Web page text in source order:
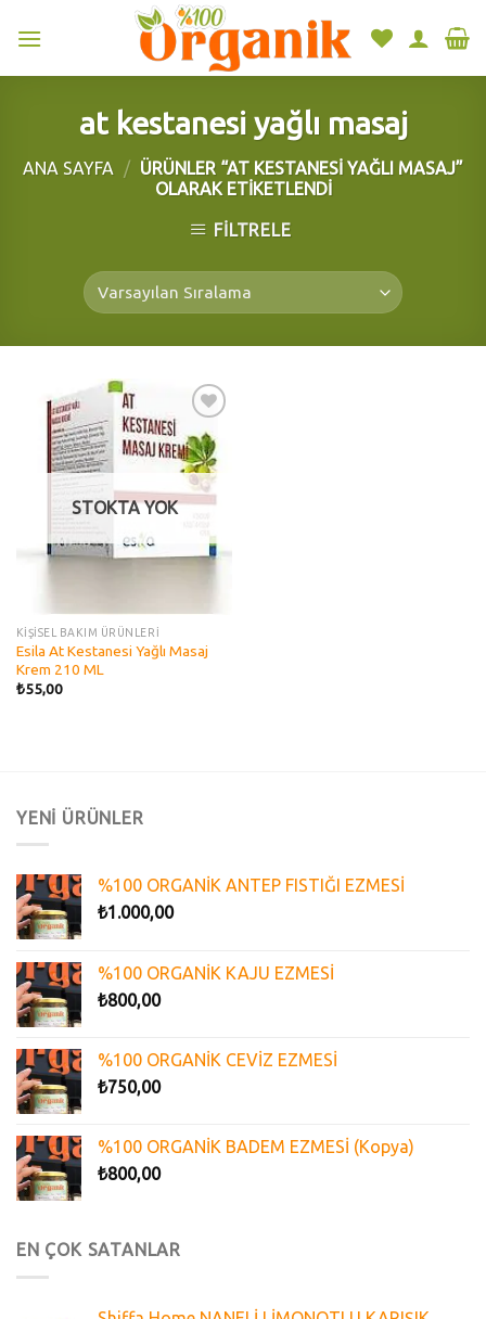
at kestanesi yağlı masaj
ANA SAYFA / ÜRÜNLER “AT KESTANESI YAĞLI MASAJ”
OLARAK ETIKETLENDI
FILTRELE
Add to
wishlist
STOKTA YOK
KİŞİSEL BAKIM ÜRÜNLERİ
Esila At Kestanesi Yağlı Masaj
Krem 210 ML
₺55,00
YENİ ÜRÜNLER
%100 ORGANİK ANTEP FISTIĞI EZMESİ
₺1.000,00
%100 ORGANİK KAJU EZMESİ
₺800,00
%100 ORGANİK CEVİZ EZMESİ
₺750,00
%100 ORGANİK BADEM EZMESİ (Kopya)
₺800,00
EN ÇOK SATANLAR